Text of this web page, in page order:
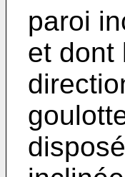
paroi
et dont